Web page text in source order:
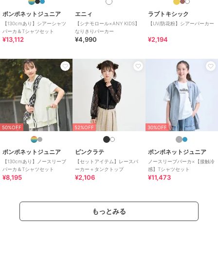
【SLAP SLIP(スラップ スリップ)】
～子どもの欲しいをカタチに～
ヨーロッパのこどものように
子どもらしい今しか着れないナチュラルなかわいさを提案
いつものコーディネートをさりげなく格上げ
期間限定セール開催中
ブランド スラップスリップ
ショップ ベベオンラインストア
商品カテゴリ ／パーカー
性別タイプ
ガールズ
トップス ／ パーカー
カラー オフホワイト、イエロー
オフホワイト/イエロー：(本体)綿
100% (リブ)綿95% ポリウレタン
ポンポネットジュニア
【130cmあり】シアーシャツ
パーカ＆Tシャツセット
¥13,112
エニィ
【シナモロール×ANY KIDS】
なりきりパーカー
¥4,990
ラブトキシック
【UV/防花粉】シアーパーカー
¥2,194
50%OFF
ポンポネットジュニア
【130cmあり】ノースリーブ
パーカ＆Tシャツセット
¥8,195
52%OFF
ピンクラテ
【セットアイテム】レースパ
ーカー＋タンクトップ
¥2,106
30%OFF
ポンポネットジュニア
ノースリーブパーカ×【接触冷
感】Tシャツセット
¥11,473
もっとみる